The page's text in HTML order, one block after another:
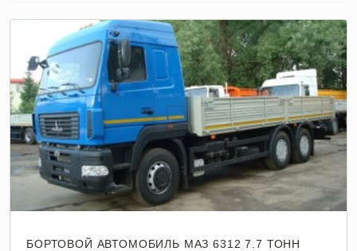
БОРТОВОЙ АВТОМОБИЛЬ МАЗ 6312 7.7 ТОНН